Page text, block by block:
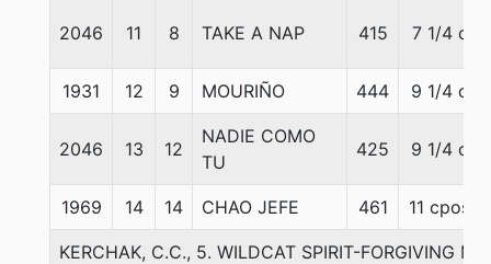
2046 11 8 TAKE A NAP 415 7 1/4 c
1931 12 9 MOURIÑO 444 9 1/4 c
2046 13 12
NADIE COMO
TU
425 9 1/4 c
1969 14 14 CHAO JEFE 461 11 cpos
KERCHAK, C.C., 5. WILDCAT SPIRIT-FORGIVING